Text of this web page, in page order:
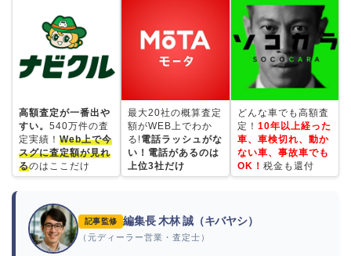
高額査定が一番出や
すい。 540万件の査
定実績！ Web上で今
スグに査定額が見れ
るのはここだけ
最大20社の概算査定
額がWEB上でわか
る!電話ラッシュがな
い！電話があるのは
上位3社だけ
どんな車でも高額査
定！ 10年以上経った
車、車検切れ、動か
ない車、事故車でも
OK！ 税金も還付
記事監修 編集長 木林 誠（キバヤシ）
（元ディーラー営業・査定士）